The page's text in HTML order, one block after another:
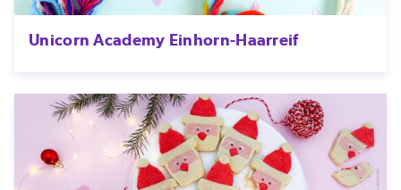
Unicorn Academy Einhorn-Haarreif